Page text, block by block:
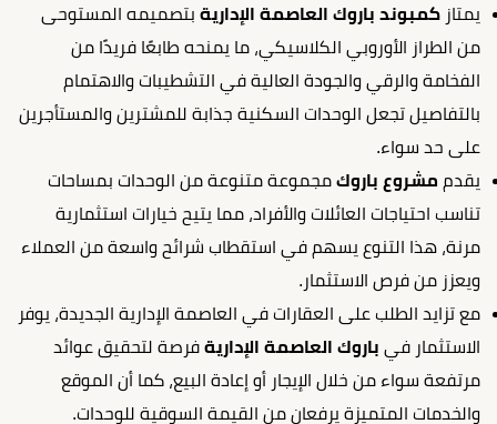
يمتاز كمبوند باروك العاصمة الإدارية بتصميمه المستوحى
من الطراز الأوروبي الكلاسيكي، ما يمنحه طابعًا فريدًا من
الفخامة والرقي والجودة العالية في التشطيبات والاهتمام
بالتفاصيل تجعل الوحدات السكنية جذابة للمشترين والمستأجرين
على حد سواء.
يقدم مشروع باروك مجموعة متنوعة من الوحدات بمساحات
تناسب احتياجات العائلات والأفراد، مما يتيح خيارات استثمارية
مرنة، هذا التنوع يسهم في استقطاب شرائح واسعة من العملاء
ويعزز من فرص الاستثمار.
مع تزايد الطلب على العقارات في العاصمة الإدارية الجديدة، يوفر
الاستثمار في باروك العاصمة الإدارية فرصة لتحقيق عوائد
مرتفعة سواء من خلال الإيجار أو إعادة البيع، كما أن الموقع
والخدمات المتميزة يرفعان من القيمة السوقية للوحدات.